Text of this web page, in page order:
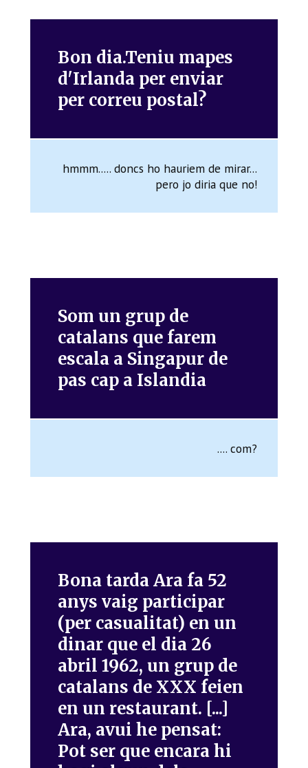
Bon dia.Teniu mapes
d'Irlanda per enviar
per correu postal?
hmmm..... doncs ho hauriem de mirar...
pero jo diria que no!
Som un grup de
catalans que farem
escala a Singapur de
pas cap a Islandia
.... com?
Bona tarda Ara fa 52
anys vaig participar
(per casualitat) en un
dinar que el dia 26
abril 1962, un grup de
catalans de XXX feien
en un restaurant. [...]
Ara, avui he pensat:
Pot ser que encara hi